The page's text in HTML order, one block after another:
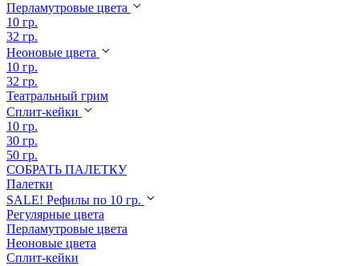
Перламутровые цвета
10 гр.
32 гр.
Неоновые цвета
10 гр.
32 гр.
Театральный грим
Сплит-кейки
10 гр.
30 гр.
50 гр.
СОБРАТЬ ПАЛЕТКУ
Палетки
SALE! Рефилы по 10 гр.
Регулярные цвета
Перламутровые цвета
Неоновые цвета
Сплит-кейки